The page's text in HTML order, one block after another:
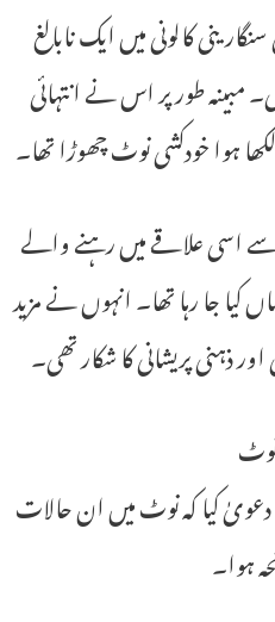
کالونی میں ایک نابالغ
مبینہ طور پر اس نے انتہائی
ہوا خودکشی نوٹ چھوڑا تھا۔
اسی علاقے میں رہنے والے
جا رہا تھا۔ انہوں نے مزید
ذہنی پریشانی کا شکار تھی۔
کیا کہ نوٹ میں ان حالات
ہوا۔